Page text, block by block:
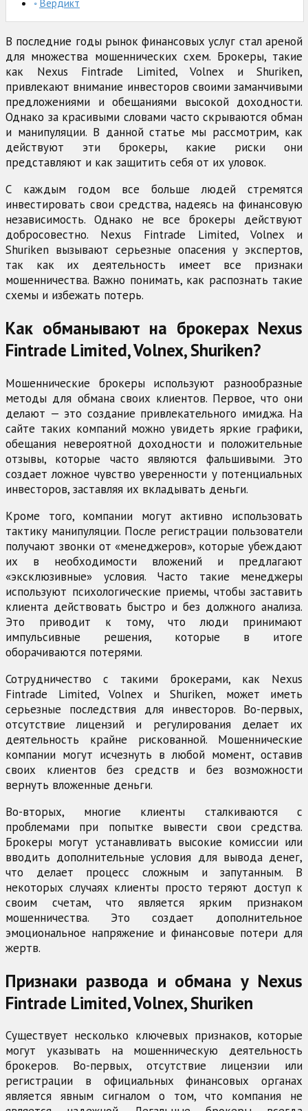
Вердикт
В последние годы рынок финансовых услуг стал ареной
для множества мошеннических схем. Брокеры, такие
как Nexus Fintrade Limited, Volnex и Shuriken,
привлекают внимание инвесторов своими заманчивыми
предложениями и обещаниями высокой доходности.
Однако за красивыми словами часто скрываются обман
и манипуляции. В данной статье мы рассмотрим, как
действуют эти брокеры, какие риски они
представляют и как защитить себя от их уловок.
С каждым годом все больше людей стремятся
инвестировать свои средства, надеясь на финансовую
независимость. Однако не все брокеры действуют
добросовестно. Nexus Fintrade Limited, Volnex и
Shuriken вызывают серьезные опасения у экспертов,
так как их деятельность имеет все признаки
мошенничества. Важно понимать, как распознать такие
схемы и избежать потерь.
Как обманывают на брокерах Nexus
Fintrade Limited, Volnex, Shuriken?
Мошеннические брокеры используют разнообразные
методы для обмана своих клиентов. Первое, что они
делают — это создание привлекательного имиджа. На
сайте таких компаний можно увидеть яркие графики,
обещания невероятной доходности и положительные
отзывы, которые часто являются фальшивыми. Это
создает ложное чувство уверенности у потенциальных
инвесторов, заставляя их вкладывать деньги.
Кроме того, компании могут активно использовать
тактику манипуляции. После регистрации пользователи
получают звонки от «менеджеров», которые убеждают
их в необходимости вложений и предлагают
«эксклюзивные» условия. Часто такие менеджеры
используют психологические приемы, чтобы заставить
клиента действовать быстро и без должного анализа.
Это приводит к тому, что люди принимают
импульсивные решения, которые в итоге
оборачиваются потерями.
Сотрудничество с такими брокерами, как Nexus
Fintrade Limited, Volnex и Shuriken, может иметь
серьезные последствия для инвесторов. Во-первых,
отсутствие лицензий и регулирования делает их
деятельность крайне рискованной. Мошеннические
компании могут исчезнуть в любой момент, оставив
своих клиентов без средств и без возможности
вернуть вложенные деньги.
Во-вторых, многие клиенты сталкиваются с
проблемами при попытке вывести свои средства.
Брокеры могут устанавливать высокие комиссии или
вводить дополнительные условия для вывода денег,
что делает процесс сложным и запутанным. В
некоторых случаях клиенты просто теряют доступ к
своим счетам, что является ярким признаком
мошенничества. Это создает дополнительное
эмоциональное напряжение и финансовые потери для
жертв.
Признаки развода и обмана у Nexus
Fintrade Limited, Volnex, Shuriken
Существует несколько ключевых признаков, которые
могут указывать на мошенническую деятельность
брокеров. Во-первых, отсутствие лицензии или
регистрации в официальных финансовых органах
является явным сигналом о том, что компания не